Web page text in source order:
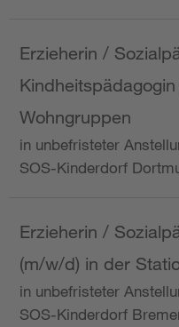
Erzieherin /
Wohngruppen
in unbefristeter
SOS-Kinderdorf
Erzieherin /
(m/w/d) in der
in unbefristeter
SOS-Kinderdorf